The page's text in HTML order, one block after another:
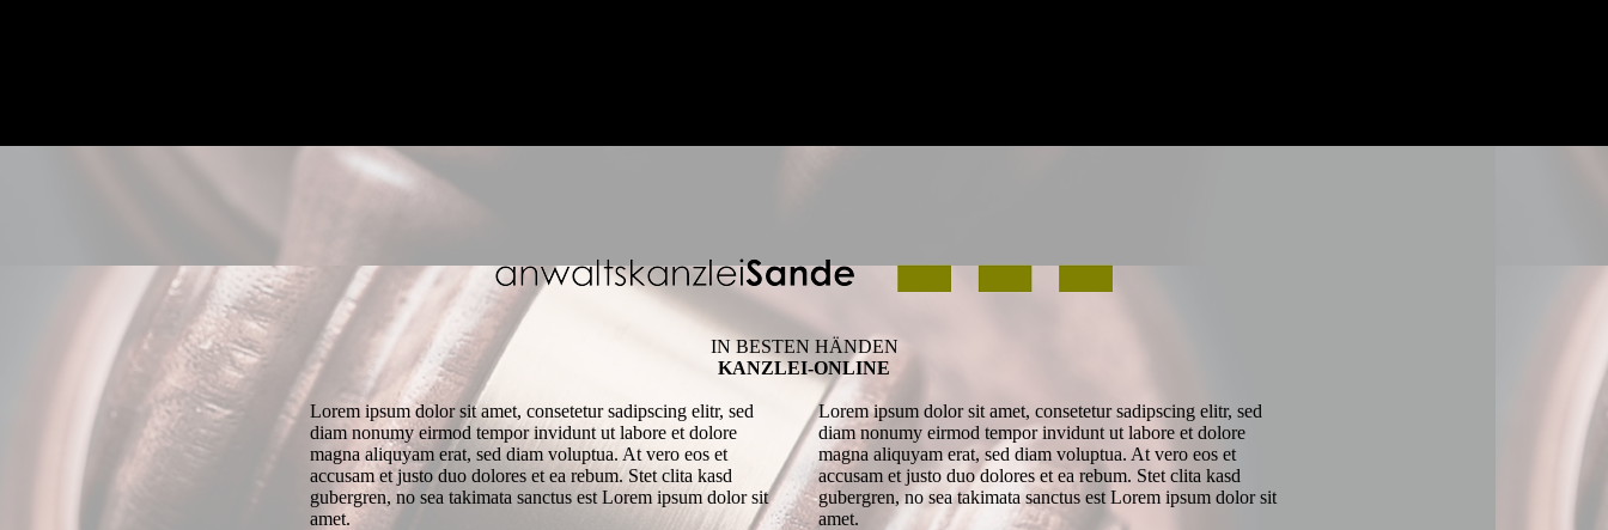
IN BESTEN HÄNDEN
KANZLEI-ONLINE
Lorem ipsum dolor sit amet, consetetur sadipscing elitr, sed
diam nonumy eirmod tempor invidunt ut labore et dolore
magna aliquyam erat, sed diam voluptua. At vero eos et
accusam et justo duo dolores et ea rebum. Stet clita kasd
gubergren, no sea takimata sanctus est Lorem ipsum dolor sit
amet.
Lorem ipsum dolor sit amet, consetetur sadipscing elitr, sed
diam nonumy eirmod tempor invidunt ut labore et dolore
magna aliquyam erat, sed diam voluptua. At vero eos et
accusam et justo duo dolores et ea rebum. Stet clita kasd
gubergren, no sea takimata sanctus est Lorem ipsum dolor sit
amet.